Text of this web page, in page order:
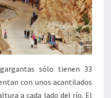
sólo tienen 33
con unos acantilados
a cada lado del río. El